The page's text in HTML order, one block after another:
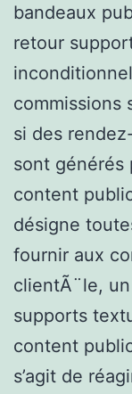
bandeaux
retour
commissions
si des
sont générés
content
désigne
fournir aux
clientÃ¨le,
supports
content
s’agit de